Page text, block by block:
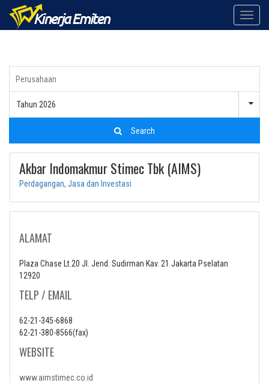
Toggle
Tahun 2026
Search
Akbar Indomakmur Stimec Tbk (AIMS)
Perdagangan, Jasa dan Investasi
ALAMAT
Plaza Chase Lt.20 Jl. Jend. Sudirman Kav. 21 Jakarta Pselatan
12920
TELP / EMAIL
62-21-345-6868
62-21-380-8566(fax)
WEBSITE
www.aimstimec.co.id